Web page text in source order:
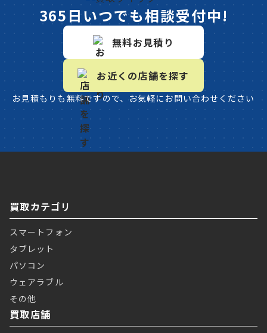
365日いつでも相談受付中!
無料お見積り
お近くの店舗を探す
お見積もりも無料ですので、お気軽にお問い合わせください
買取カテゴリ
スマートフォン
タブレット
パソコン
ウェアラブル
その他
買取店舗